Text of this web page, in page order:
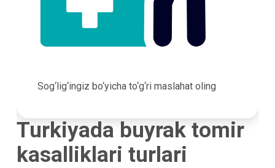
Sog‘lig‘ingiz bo‘yicha to‘g‘ri maslahat oling
Turkiyada buyrak tomir
kasalliklari turlari